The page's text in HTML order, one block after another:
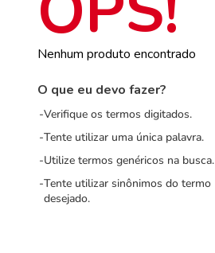
Nenhum produto encontrado
O que eu devo fazer?
Verifique os termos digitados.
Tente utilizar uma única palavra.
Utilize termos genéricos na busca.
Tente utilizar sinônimos do termo
desejado.